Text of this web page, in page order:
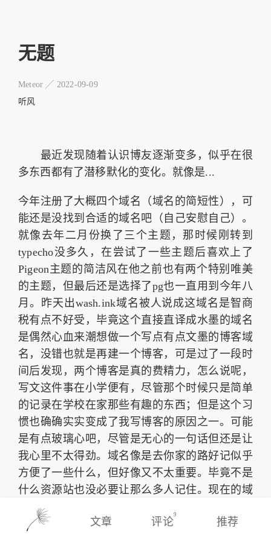
无题
Meteor ╱ 2022-09-09
听风
最近发现随着认识博友逐渐变多，似乎在很
多东西都有了潜移默化的变化。就像是...
今年注册了大概四个域名（域名的简短性），可
能还是没找到合适的域名吧（自己安慰自己）。
就像去年二月份换了三个主题，那时候刚转到
typecho没多久，在尝试了一些主题后喜欢上了
Pigeon主题的简洁风在他之前也有两个特别唯美
的主题，但最后还是选择了pg也一直用到今年八
月。昨天出wash.ink域名被人说成这域名是智商
税有点不好受，毕竟这个直接直译成水墨的域名
是偶然心血来潮想做一个写点有点文墨的博客域
名，没错也就是再建一个博客，可是过了一段时
间后发现，两个博客是真的费精力，怎么说呢，
写文这件事在小学便有，尽管那个时候只是简单
的记录在学校在家那些有趣的东西；但是这个习
惯也确确实实变成了我写博客的原因之一。可能
是有点玻璃心吧，尽管是无心的一句话但还是让
我心里不太得劲。域名像是去你家的路好记似乎
方便了一些什么，但好像又不太重要。毕竟不是
什么资源站也没必要让那么多人记住。现在的域
名是hi,lzl这样一分似乎还不错，然后昨天就注册
了一个lau.ink哈哈哈哈lau=刘:@(肿包)
文章 评论
9
推荐